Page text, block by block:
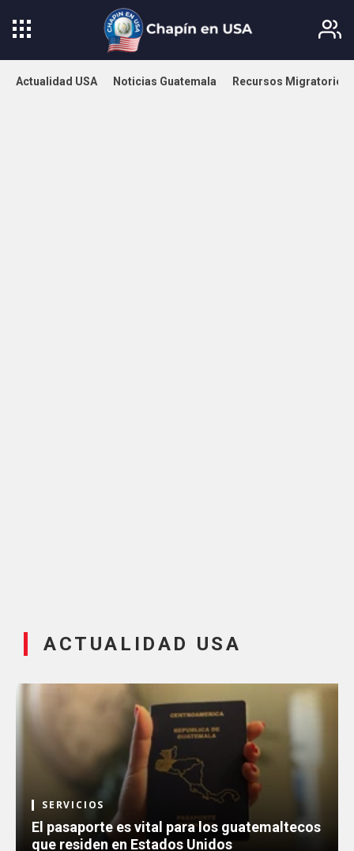
Actualidad USA Noticias Guatemala Recursos Migratorios
ACTUALIDAD USA
SERVICIOS
El pasaporte es vital para los guatemaltecos
que residen en Estados Unidos